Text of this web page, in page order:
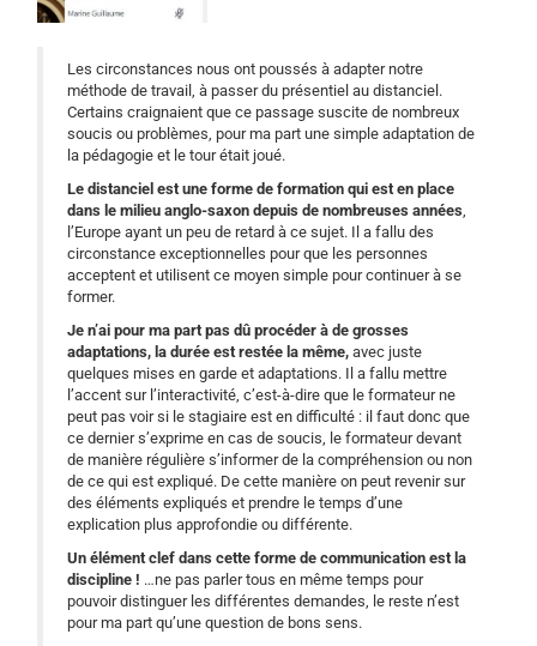
Les circonstances nous ont poussés à adapter notre
méthode de travail, à passer du présentiel au distanciel.
Certains craignaient que ce passage suscite de nombreux
soucis ou problèmes, pour ma part une simple adaptation de
la pédagogie et le tour était joué.
Le distanciel est une forme de formation qui est en place
dans le milieu anglo-saxon depuis de nombreuses années
l’Europe ayant un peu de retard à ce sujet. Il a fallu des
circonstance exceptionnelles pour que les personnes
acceptent et utilisent ce moyen simple pour continuer à se
former.
Je n’ai pour ma part pas dû procéder à de grosses
adaptations, la durée est restée la même, avec juste
quelques mises en garde et adaptations. Il a fallu mettre
l’accent sur l’interactivité, c’est-à-dire que le formateur ne
peut pas voir si le stagiaire est en difficulté : il faut donc que
ce dernier s’exprime en cas de soucis, le formateur devant
de manière régulière s’informer de la compréhension ou non
de ce qui est expliqué. De cette manière on peut revenir sur
des éléments expliqués et prendre le temps d’une
explication plus approfondie ou différente.
Un élément clef dans cette forme de communication est la
discipline ! …ne pas parler tous en même temps pour
pouvoir distinguer les différentes demandes, le reste n’est
pour ma part qu’une question de bons sens.